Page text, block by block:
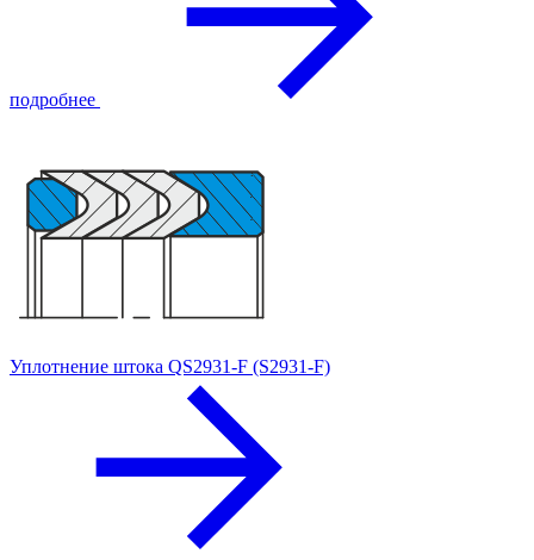
подробнее
Уплотнение штока QS2931-F (S2931-F)